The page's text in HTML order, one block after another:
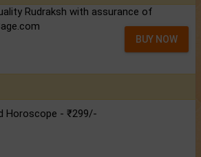
Rudraksh with assurance of
BUY NOW
Horoscope - ₹299/-